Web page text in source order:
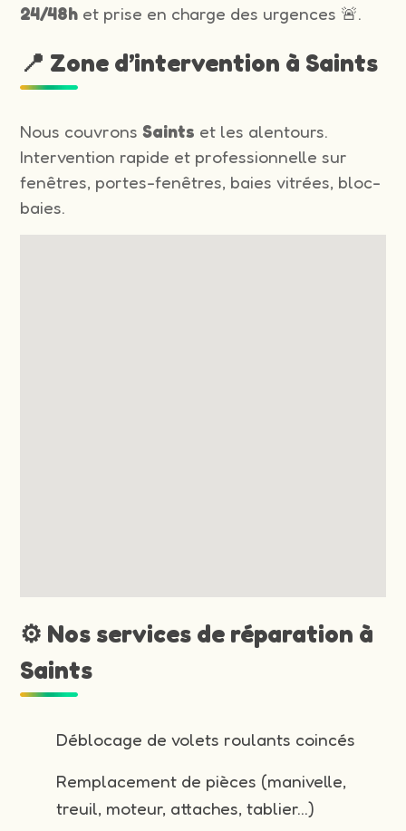
24/48h et prise en charge des urgences 🚨.
📍 Zone d’intervention à Saints
Nous couvronsSaints et les alentours.
Intervention rapide et professionnelle sur
fenêtres, portes-fenêtres, baies vitrées, bloc-
baies.
⚙️ Nos services de réparation à
Saints
Déblocage de volets roulants coincés
Remplacement de pièces (manivelle,
treuil, moteur, attaches, tablier…)